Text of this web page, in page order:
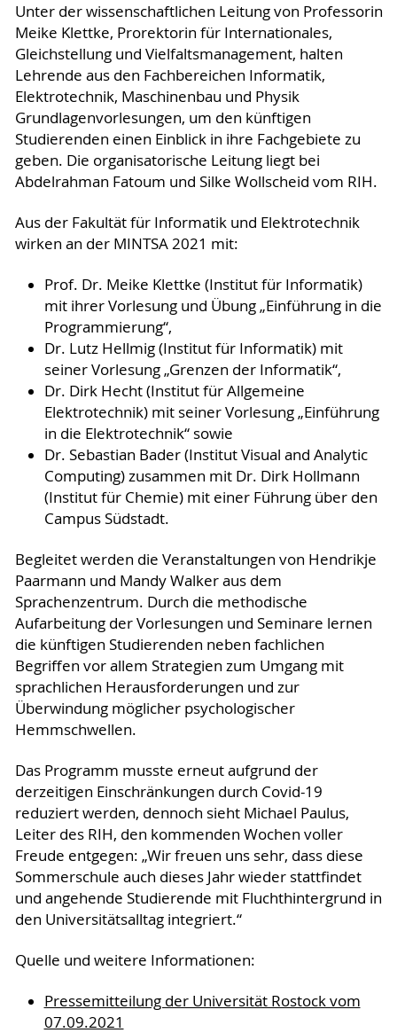
Unter der wissenschaftlichen Leitung von Professorin
Meike Klettke, Prorektorin für Internationales,
Gleichstellung und Vielfaltsmanagement, halten
Lehrende aus den Fachbereichen Informatik,
Elektrotechnik, Maschinenbau und Physik
Grundlagenvorlesungen, um den künftigen
Studierenden einen Einblick in ihre Fachgebiete zu
geben. Die organisatorische Leitung liegt bei
Abdelrahman Fatoum und Silke Wollscheid vom RIH.
Aus der Fakultät für Informatik und Elektrotechnik
wirken an der MINTSA 2021 mit:
Prof. Dr. Meike Klettke (Institut für Informatik)
mit ihrer Vorlesung und Übung „Einführung in die
Programmierung“,
Dr. Lutz Hellmig (Institut für Informatik) mit
seiner Vorlesung „Grenzen der Informatik“,
Dr. Dirk Hecht (Institut für Allgemeine
Elektrotechnik) mit seiner Vorlesung „Einführung
in die Elektrotechnik“ sowie
Dr. Sebastian Bader (Institut Visual and Analytic
Computing) zusammen mit Dr. Dirk Hollmann
(Institut für Chemie) mit einer Führung über den
Campus Südstadt.
Begleitet werden die Veranstaltungen von Hendrikje
Paarmann und Mandy Walker aus dem
Sprachenzentrum. Durch die methodische
Aufarbeitung der Vorlesungen und Seminare lernen
die künftigen Studierenden neben fachlichen
Begriffen vor allem Strategien zum Umgang mit
sprachlichen Herausforderungen und zur
Überwindung möglicher psychologischer
Hemmschwellen.
Das Programm musste erneut aufgrund der
derzeitigen Einschränkungen durch Covid-19
reduziert werden, dennoch sieht Michael Paulus,
Leiter des RIH, den kommenden Wochen voller
Freude entgegen: „Wir freuen uns sehr, dass diese
Sommerschule auch dieses Jahr wieder stattfindet
und angehende Studierende mit Fluchthintergrund in
den Universitätsalltag integriert.“
Quelle und weitere Informationen:
Pressemitteilung der Universität Rostock vom
07.09.2021